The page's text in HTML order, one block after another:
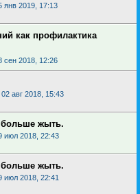
янв 2019, 17:13
как профилактика
сен 2018, 12:26
02 авг 2018, 15:43
больше жыть.
июл 2018, 22:43
больше жыть.
июл 2018, 22:41